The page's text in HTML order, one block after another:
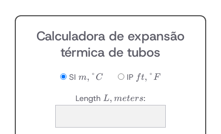
Calculadora de expansão
térmica de tubos
SIm,
m, ° C IP ft,
ft, °F
Length
L,
meters
L, meters: